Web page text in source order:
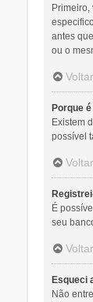
antes
ou o
Porque
Existem
possível
É
seu
Esqueci
Não